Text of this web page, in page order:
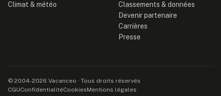
Climat & météo
Classements & données
Devenir partenaire
Carrières
Presse
© 2004-2026 Vacanceo · Tous droits réservés
CGUConfidentialitéCookiesMentions légales